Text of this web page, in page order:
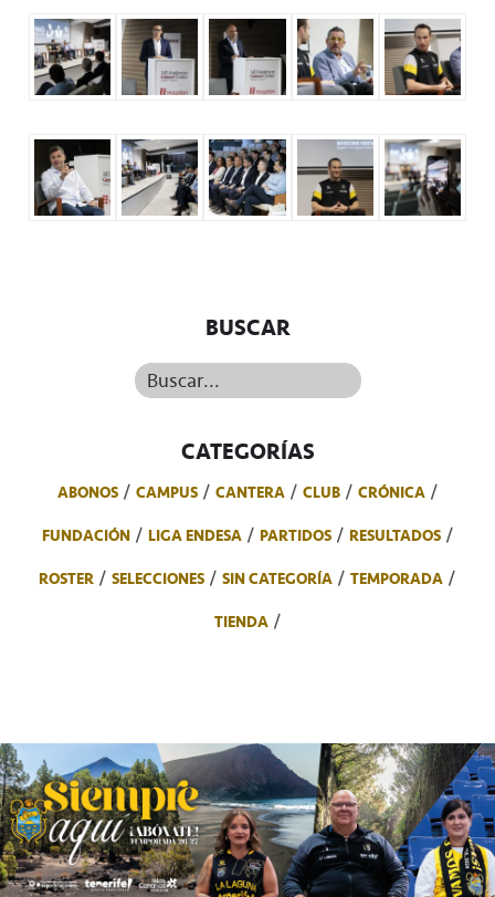
BUSCAR
Buscar...
CATEGORÍAS
ABONOS CAMPUS CANTERA CLUB
CRÓNICA
FUNDACIÓN
LIGA ENDESA PARTIDOS
RESULTADOS
ROSTER
SELECCIONES SIN CATEGORÍA
TEMPORADA
TIENDA